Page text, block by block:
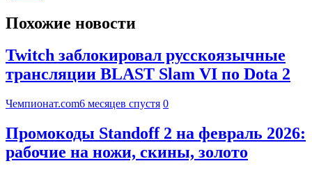
Похожие новости
Twitch заблокировал русскоязычные
трансляции BLAST Slam VI по Dota 2
Чемпионат.com6 месяцев спустя 0
Промокоды Standoff 2 на февраль 2026:
рабочие на ножи, скины, золото